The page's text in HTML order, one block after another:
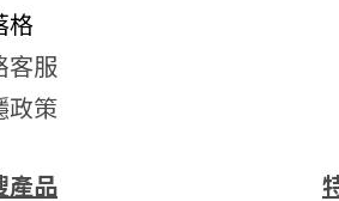
格
客服
政策
產品